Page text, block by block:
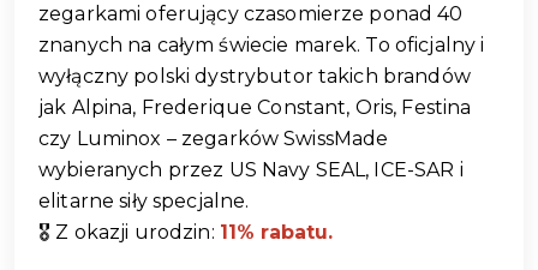
zegarkami oferujący czasomierze ponad 40
znanych na całym świecie marek. To oficjalny i
wyłączny polski dystrybutor takich brandów
jak Alpina, Frederique Constant, Oris, Festina
czy Luminox – zegarków SwissMade
wybieranych przez US Navy SEAL, ICE-SAR i
elitarne siły specjalne.
🎖️ Z okazji urodzin: 11% rabatu.